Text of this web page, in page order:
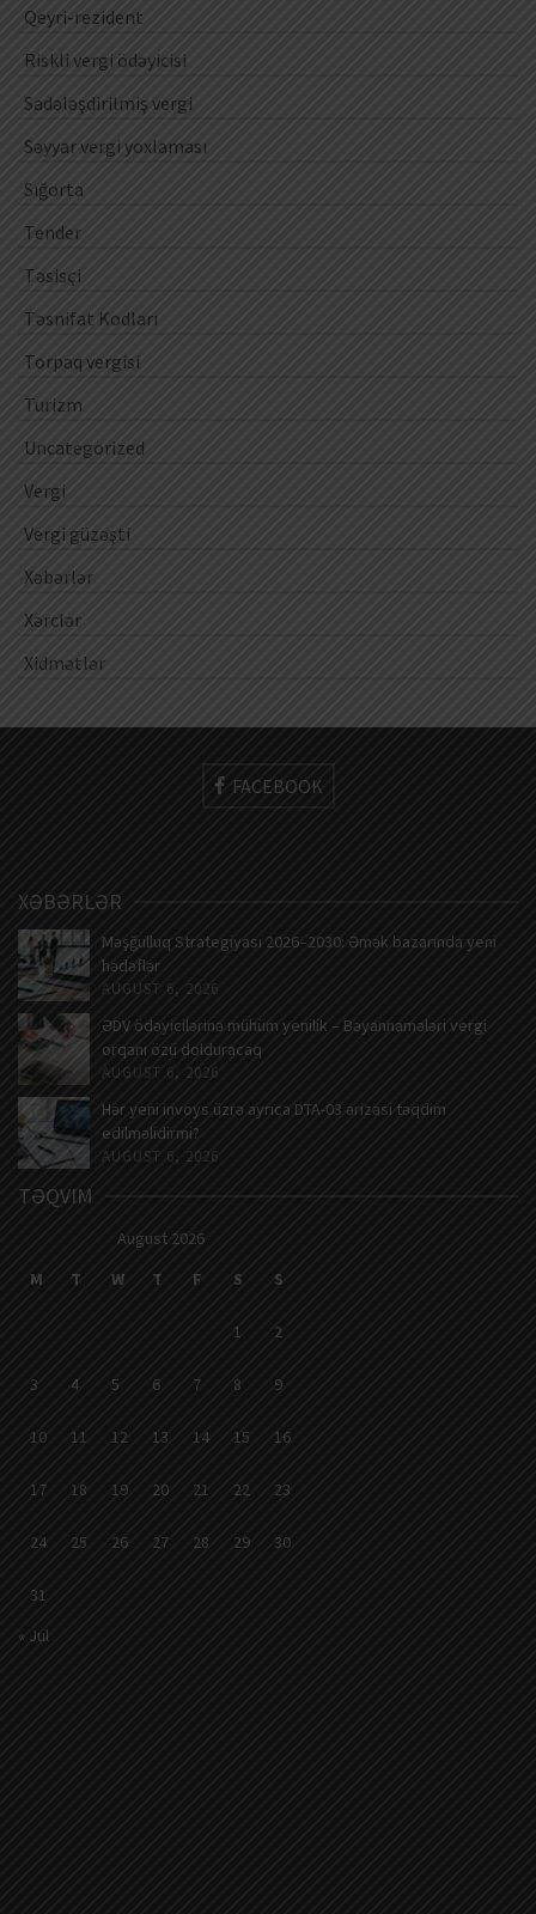
Qeyri-rezident
Riskli vergi ödəyicisi
Sadələşdirilmiş vergi
Səyyar vergi yoxlaması
Sığorta
Tender
Təsisçi
Təsnifat Kodları
Torpaq vergisi
Turizm
Uncategorized
Vergi
Vergi güzəşti
Xəbərlər
Xərclər
Xidmətlər
FACEBOOK
XƏBƏRLƏR
Məşğulluq Strategiyası 2026–2030: Əmək bazarında yeni
hədəflər
AUGUST 6, 2026
ƏDV ödəyicilərinə mühüm yenilik – Bəyannamələri vergi
orqanı özü dolduracaq
AUGUST 6, 2026
Hər yeni invoys üzrə ayrıca DTA-03 ərizəsi təqdim
edilməlidirmi?
AUGUST 6, 2026
TƏQVIM
August 2026
M
T W T F S S
1 2
3 4 5 6 7 8 9
10 11 12 13 14 15 16
17 18 19 20 21 22 23
24 25 26 27 28 29 30
31
« Jul